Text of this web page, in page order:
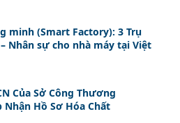
minh (Smart Factory): 3 Trụ
Nhân sự cho nhà máy tại Việt
Của Sở Công Thương
Nhận Hồ Sơ Hóa Chất